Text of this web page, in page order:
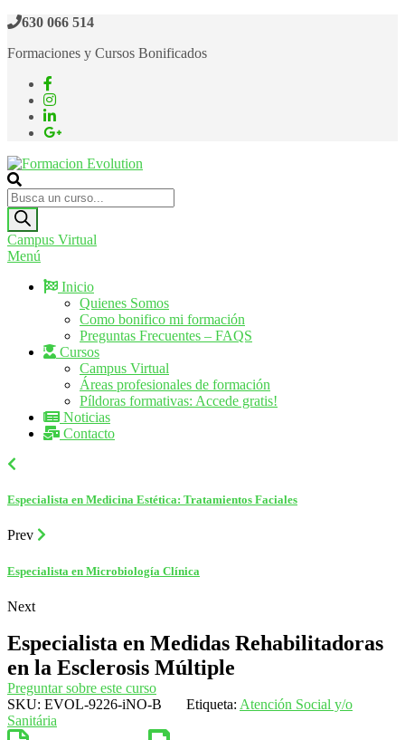
Saltar
contenido
630 066 514
Formaciones y Cursos Bonificados
Formacion Evolution
Cursos de formación continua
Búsqueda
de
productos
Campus Virtual
Menú
Inicio
Quienes Somos
Como bonifico mi formación
Preguntas Frecuentes – FAQS
Cursos
Campus Virtual
Áreas profesionales de formación
Píldoras formativas: Accede gratis!
Noticias
Contacto
Especialista en Medicina Estética: Tratamientos Faciales
Prev
Especialista en Microbiología Clínica
Next
Especialista en Medidas Rehabilitadoras
en la Esclerosis Múltiple
Preguntar sobre este curso
SKU: EVOL-9226-iNO-B Etiqueta: Atención Social y/o
Sanitária